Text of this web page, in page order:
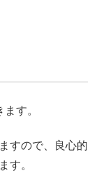
す。
すので、良心的
す。